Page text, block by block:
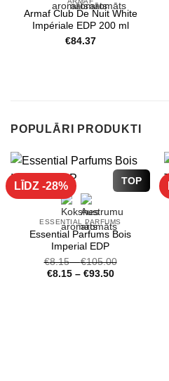
Armaf Club De Nuit White
Impériale EDP 200 ml
€84.37
POPULĀRI PRODUKTI
TOP
LĪDZ -28%
ESSENTIAL PARFUMS
Essential Parfums Bois
Imperial EDP
€8.15–€105.00
€8.15– €93.50